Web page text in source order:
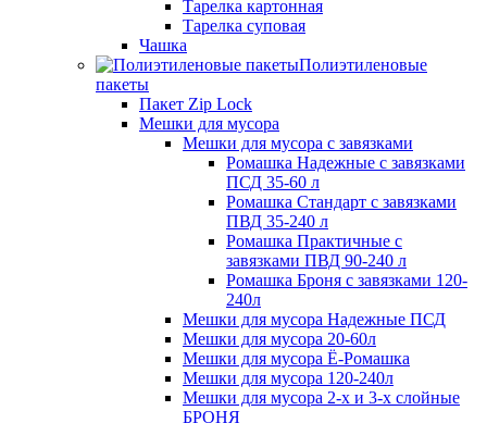
Тарелка картонная
Тарелка суповая
Чашка
Полиэтиленовые
пакеты
Пакет Zip Lock
Мешки для мусора
Мешки для мусора с завязками
Ромашка Надежные с завязками
ПСД 35-60 л
Ромашка Стандарт с завязками
ПВД 35-240 л
Ромашка Практичные с
завязками ПВД 90-240 л
Ромашка Броня с завязками 120-
240л
Мешки для мусора Надежные ПСД
Мешки для мусора 20-60л
Мешки для мусора Ё-Ромашка
Мешки для мусора 120-240л
Мешки для мусора 2-х и 3-х слойные
БРОНЯ